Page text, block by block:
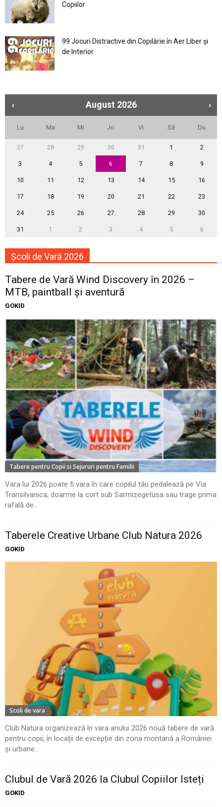
Copiilor
99 Jocuri Distractive din Copilărie în Aer Liber şi
de Interior
August 2026
Lu Ma Mi Jo Vi Sâ Du
27 28 29 30 31 1 2
3 4 5 6 7 8 9
10 11 12 13 14 15 16
17 18 19 20 21 22 23
24 25 26 27 28 29 30
31 1 2 3 4 5 6
Școli de Vară 2026
Tabere de Vară Wind Discovery în 2026 –
MTB, paintball și aventură
GOKID
Tabere pentru Copii si Sejururi pentru Familii
Vara lui 2026 poate fi vara în care copilul tău pedalează pe Via
Transilvanica, doarme la cort sub Sarmizegetusa sau trage prima
rafală de...
Taberele Creative Urbane Club Natura 2026
GOKID
Scoli de vara
Club Natura organizează în vara anului 2026 nouă tabere de vară
pentru copii, în locații de excepție din zona montană a României
și urbane...
Clubul de Vară 2026 la Clubul Copiilor Isteți
GOKID